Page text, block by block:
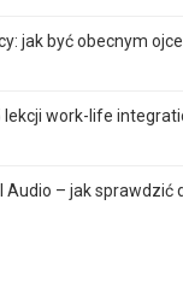
jak być obecnym
lekcji work-life
Audio – jak sprawdzić